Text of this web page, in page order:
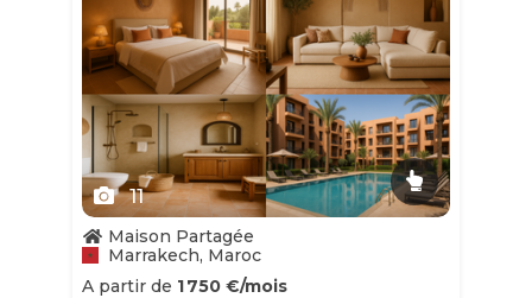
11
Maison Partagée
Marrakech, Maroc
A partir de 1 750 €/mois